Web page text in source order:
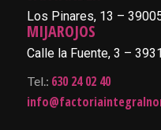
Los Pinares, 13 –
MIJAROJOS
Calle la Fuente, 3 –
Tel.: 630 24 02 40